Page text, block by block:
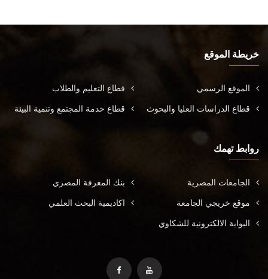
خريطة الموقع
الموقع الرسمي قطاع التعليم والطلاب
قطاع الدراسات العليا والبحوث قطاع خدمة المجتمع وتنمية البيئة
روابط تهمك
الجامعات المصرية بنك المعرفة المصري
موقع خريجي الجامعة اكاديمية البحث العلمي
البوابة الالكترونية للشكاوي